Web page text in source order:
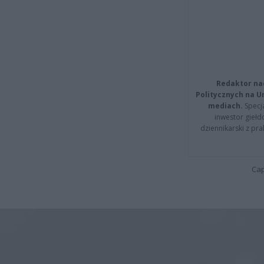
Redaktor
Politycznych na
mediach.
inwestor
dziennikarski z